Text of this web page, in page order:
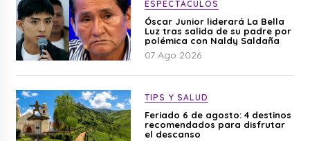
ESPECTÁCULOS
Óscar Junior liderará La Bella
Luz tras salida de su padre por
polémica con Naldy Saldaña
07 Ago 2026
TIPS Y SALUD
Feriado 6 de agosto: 4 destinos
recomendados para disfrutar
el descanso